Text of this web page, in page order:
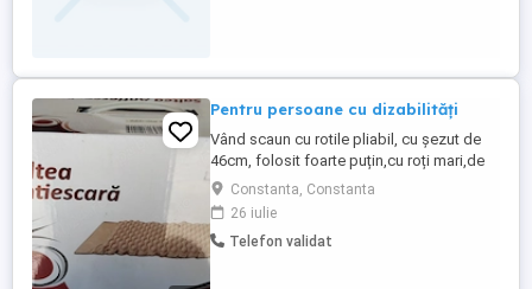
Pentru persoane cu dizabilități
Vând scaun cu rotile pliabil, cu șezut de
46cm, folosit foarte puțin,cu roți mari,de
exterior. 400 Ron Vând compresor saltea
antiescara, gonflabila,100ron Telefon
Constanta, Constanta
26 iulie
Telefon validat